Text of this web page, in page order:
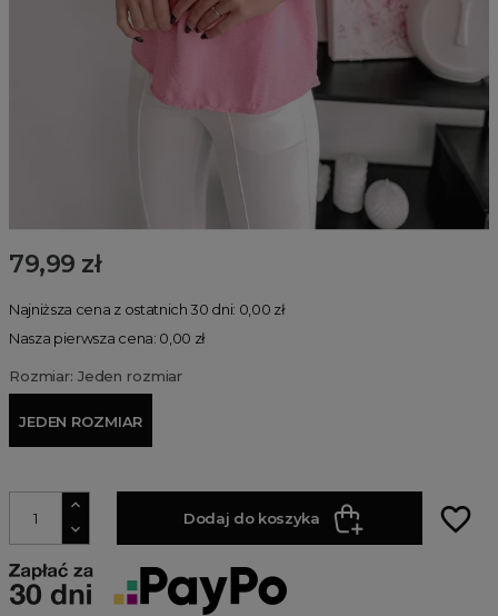
79,99 zł
Najniższa cena z ostatnich 30 dni: 0,00 zł
Nasza pierwsza cena: 0,00 zł
Rozmiar: Jeden rozmiar
JEDEN ROZMIAR
Dodaj do koszyka favorite_border